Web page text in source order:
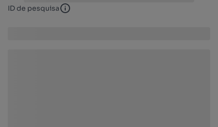
ID de pesquisa ID de pesquisa